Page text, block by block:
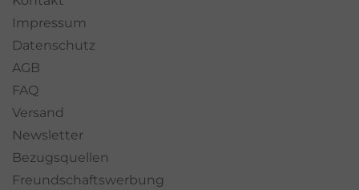
Impressum
Datenschutz
AGB
FAQ
Versand
Newsletter
Bezugsquellen
Freundschaftswerbung